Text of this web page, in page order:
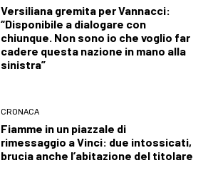
Versiliana gremita per Vannacci:
“Disponibile a dialogare con
chiunque. Non sono io che voglio far
cadere questa nazione in mano alla
sinistra”
CRONACA
Fiamme in un piazzale di
rimessaggio a Vinci: due intossicati,
brucia anche l’abitazione del titolare